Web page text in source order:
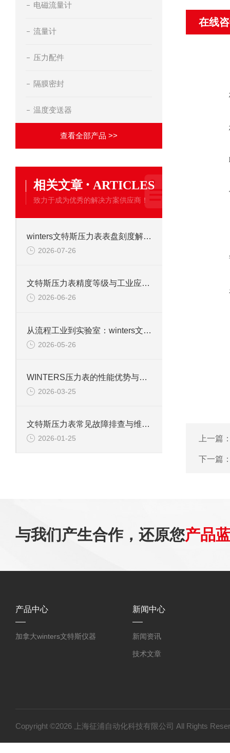
在线
上一篇
下一篇
电磁流量计
流量计
压力配件
隔膜密封
温度变送器
查看全部产品 >>
相关文章 · ARTICLES
致力于成为优秀的解决方案供应商！
winters文特斯压力表表盘刻度解读及现场安装注意事项
2026-07-26
文特斯压力表精度等级与工业应用场景解析
2026-06-26
从流程工业到实验室：winters文特斯压力表的多元应用场景
2026-05-26
WINTERS压力表的性能优势与行业适配性解析
2026-03-25
文特斯压力表常见故障排查与维护技巧
2026-01-25
与我们产生合作，还原您产品
产品中心
加拿大winters文特斯仪器
新闻中心
新闻资讯
技术文章
Copyright ©2026 上海征浦自动化科技有限公司 All Rights